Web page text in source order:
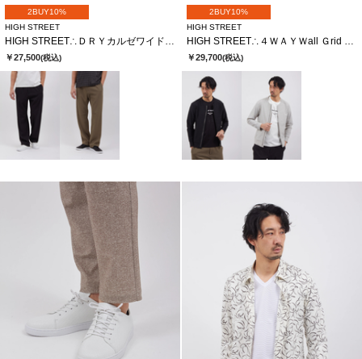
2BUY10%
HIGH STREET
HIGH STREET∴ＤＲＹカルゼワイドイージーＰＴ
￥27,500(税込)
2BUY10%
HIGH STREET
HIGH STREET∴４ＷＡＹＷall Ｇrid ＪＱノーカラーＺＩＰＢＬ
￥29,700(税込)